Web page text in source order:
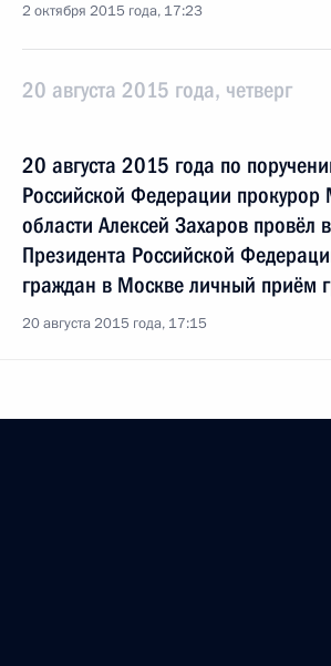
2 октября 2015 года, 17:23
20 августа 2015 года, четверг
20 августа 2015 года по
Российской Федерации прокурор
области Алексей Захаров провёл
Президента Российской
граждан в Москве личный приём
20 августа 2015 года, 17:15